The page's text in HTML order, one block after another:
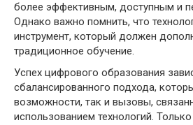
более эффективным, доступным и
Однако важно помнить, что
инструмент, который должен
традиционное обучение.
Успех цифрового образования
сбалансированного подхода,
возможности, так и вызовы,
использованием технологий.